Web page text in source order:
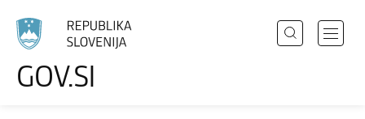
GOV.SI
Odpri
Področja
Izberite